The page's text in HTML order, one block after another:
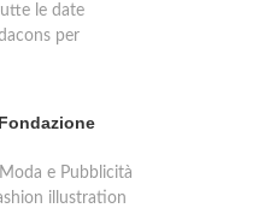
le date
per
e Pubblicità
illustration